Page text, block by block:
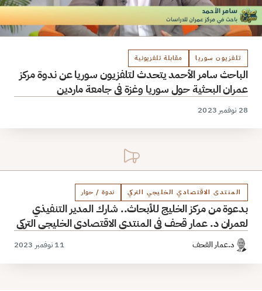
تلفزيون سوريا مقابلة تلفزيونية
الباحث سامر الأحمد يتحدث لتلفزيون سوريا عن ندوة مركز
عمران البحثية حول سوريا وغزة في جامعة ماردين
28 نوفمبر 2023
المنتدى الاقتصادي الخليجي التركي ندوة / حوار
بدعوة من مركز الخليج للأبحاث.. شارك المدير التنفيذي
لعمران د. عمار قحف في المنتدى الاقتصادي الخليجي التركي
د.عمار القحف 11 نوفمبر 2023